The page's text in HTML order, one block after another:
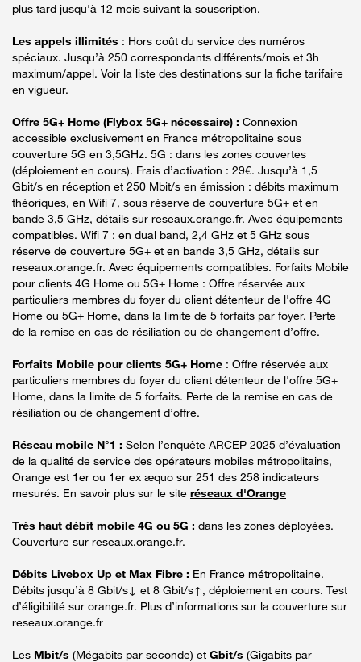
plus tard jusqu'à 12 mois suivant la souscription.
Les appels illimités : Hors coût du service des numéros
spéciaux. Jusqu’à 250 correspondants différents/mois et 3h
maximum/appel. Voir la liste des destinations sur la fiche tarifaire
en vigueur.
Offre 5G+ Home (Flybox 5G+ nécessaire) : Connexion
accessible exclusivement en France métropolitaine sous
couverture 5G en 3,5GHz. 5G : dans les zones couvertes
(déploiement en cours). Frais d’activation : 29€. Jusqu’à 1,5
Gbit/s en réception et 250 Mbit/s en émission : débits maximum
théoriques, en Wifi 7, sous réserve de couverture 5G+ et en
bande 3,5 GHz, détails sur reseaux.orange.fr. Avec équipements
compatibles. Wifi 7 : en dual band, 2,4 GHz et 5 GHz sous
réserve de couverture 5G+ et en bande 3,5 GHz, détails sur
reseaux.orange.fr. Avec équipements compatibles. Forfaits Mobile
pour clients 4G Home ou 5G+ Home : Offre réservée aux
particuliers membres du foyer du client détenteur de l'offre 4G
Home ou 5G+ Home, dans la limite de 5 forfaits par foyer. Perte
de la remise en cas de résiliation ou de changement d’offre.
Forfaits Mobile pour clients 5G+ Home : Offre réservée aux
particuliers membres du foyer du client détenteur de l'offre 5G+
Home, dans la limite de 5 forfaits. Perte de la remise en cas de
résiliation ou de changement d’offre.
Réseau mobile N°1 : Selon l’enquête ARCEP 2025 d’évaluation
de la qualité de service des opérateurs mobiles métropolitains,
Orange est 1er ou 1er ex æquo sur 251 des 258 indicateurs
mesurés. En savoir plus sur le site réseaux d'Orange
Très haut débit mobile 4G ou 5G : dans les zones déployées.
Couverture sur reseaux.orange.fr.
Débits Livebox Up et Max Fibre : En France métropolitaine.
Débits jusqu’à 8 Gbit/s↓ et 8 Gbit/s↑, déploiement en cours. Test
d’éligibilité sur orange.fr. Plus d’informations sur la couverture sur
reseaux.orange.fr
Les Mbit/s (Mégabits par seconde) et Gbit/s (Gigabits par